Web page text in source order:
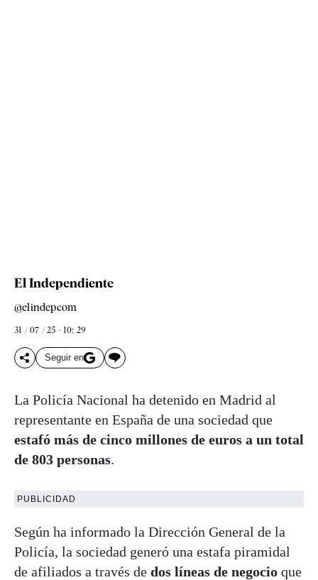
El Independiente
@elindepcom
31 / 07 / 25 - 10: 29
Seguir en
La Policía Nacional ha detenido en Madrid al
representante en España de una sociedad que
estafó más de cinco millones de euros a un total
de 803 personas.
PUBLICIDAD
Según ha informado la Dirección General de la
Policía, la sociedad generó una estafa piramidal
de afiliados a través de dos líneas de negocio que